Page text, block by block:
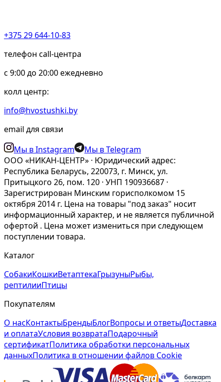
+375 29 644-10-83
телефон call-центра
c 9:00 до 20:00 ежедневно
колл центр:
info@hvostushki.by
email для связи
Мы в Instagram
Мы в Telegram
ООО «НИКАН-ЦЕНТР» · Юридический адрес:
Республика Беларусь, 220073, г. Минск, ул.
Притыцкого 26, пом. 120 · УНП 190936687 ·
Зарегистрирован Минским горисполкомом 15
октября 2014 г. Цена на товары "под заказ" носит
информационный характер, и не является публичной
офертой . Цена может измениться при следующем
поступлении товара.
Каталог
СобакиКошкиВетаптекаГрызуныРыбы,
рептилииПтицы
Покупателям
О насКонтактыБрендыБлогВопросы и ответыДоставка
и оплатаУсловия возвратаПодарочный
сертификатПолитика обработки персональных
данныхПолитика в отношении файлов Cookie